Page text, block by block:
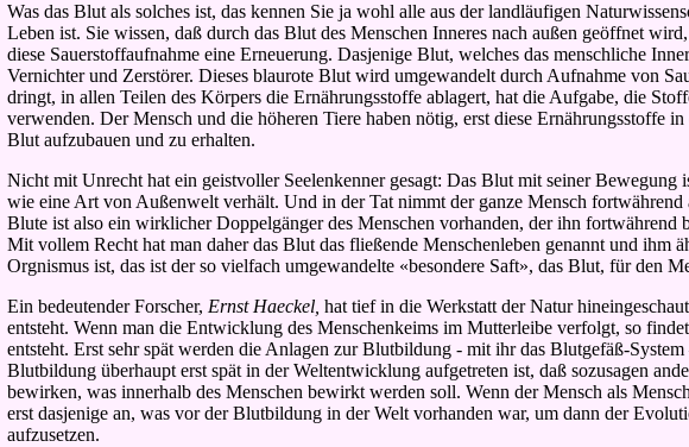
Was das Blut als solches ist, das kennen Sie ja wohl alle aus der landläufigen
Leben ist. Sie wissen, daß durch das Blut des Menschen Inneres nach außen geöffnet
diese Sauerstoffaufnahme eine Erneuerung. Dasjenige Blut, welches das menschliche
Vernichter und Zerstörer. Dieses blaurote Blut wird umgewandelt durch Aufnahme von
dringt, in allen Teilen des Körpers die Ernährungsstoffe ablagert, hat die Aufgabe, die
verwenden. Der Mensch und die höheren Tiere haben nötig, erst diese
Blut aufzubauen und zu erhalten.
Nicht mit Unrecht hat ein geistvoller Seelenkenner gesagt: Das Blut mit seiner
wie eine Art von Außenwelt verhält. Und in der Tat nimmt der ganze Mensch
Blute ist also ein wirklicher Doppelgänger des Menschen vorhanden, der ihn fortwährend
Mit vollem Recht hat man daher das Blut das fließende Menschenleben genannt und
Orgnismus ist, das ist der so vielfach umgewandelte «besondere Saft», das Blut, für den
Ein bedeutender Forscher, Ernst Haeckel, hat tief in die Werkstatt der Natur
entsteht. Wenn man die Entwicklung des Menschenkeims im Mutterleibe verfolgt, so
entsteht. Erst sehr spät werden die Anlagen zur Blutbildung - mit ihr das Blutgefäß-
Blutbildung überhaupt erst spät in der Weltentwicklung aufgetreten ist, daß sozusagen
bewirken, was innerhalb des Menschen bewirkt werden soll. Wenn der Mensch als
erst dasjenige an, was vor der Blutbildung in der Welt vorhanden war, um dann der
aufzusetzen.